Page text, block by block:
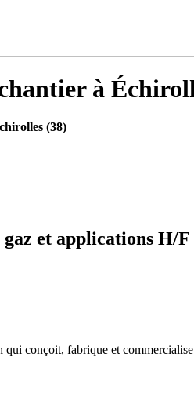
à
(38)
et applications H/F
qui conçoit, fabrique et